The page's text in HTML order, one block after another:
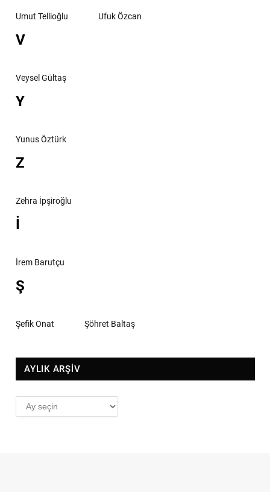
Umut Tellioğlu Ufuk Özcan
V
Veysel Gültaş
Y
Yunus Öztürk
Z
Zehra İpşiroğlu
İ
İrem Barutçu
Ş
Şefik Onat Şöhret Baltaş
AYLIK ARŞİV
AYLIK
ARŞİV